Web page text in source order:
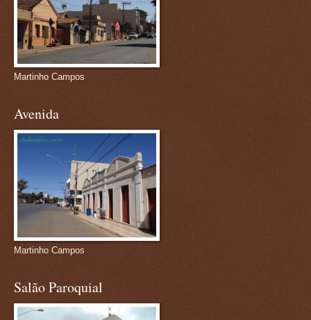
Martinho Campos
Avenida
Martinho Campos
Salão Paroquial